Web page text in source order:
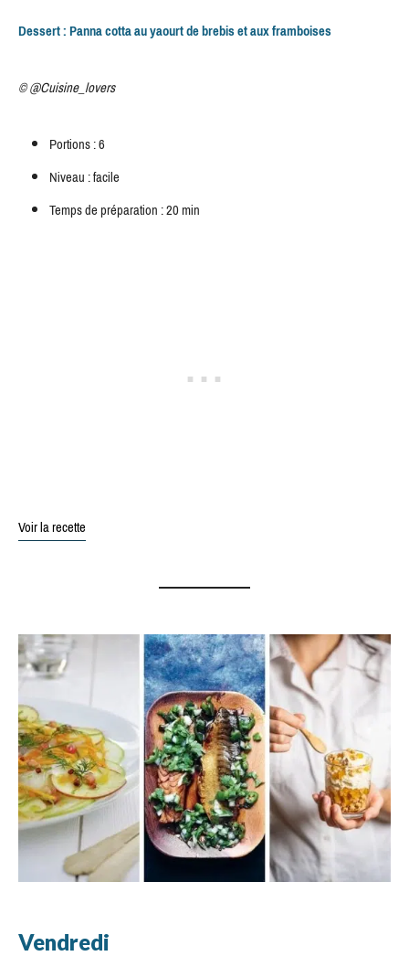
Dessert : Panna cotta au yaourt de brebis et aux framboises
© @Cuisine_lovers
Portions : 6
Niveau : facile
Temps de préparation : 20 min
Voir la recette
Vendredi